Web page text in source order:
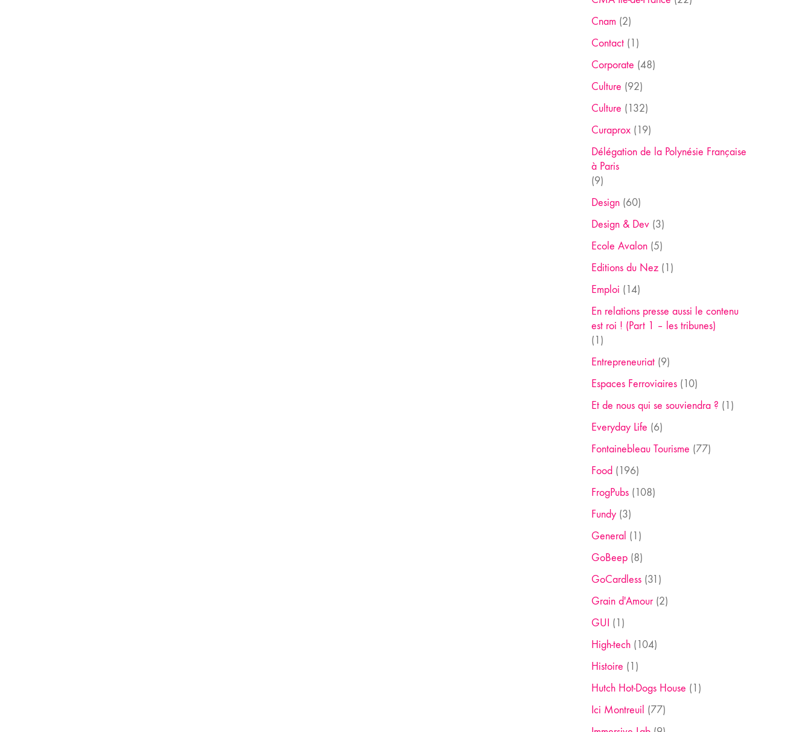
Cnam (2)
Contact(1)
Corporate (48)
Culture (92)
Culture (132)
Curaprox(19)
Délégation de la Polynésie Française
à Paris
(9)
Design(60)
Design & Dev(3)
Ecole Avalon(5)
Editions du Nez(1)
Emploi (14)
En relations presse aussi le contenu
est roi ! (Part 1 – les tribunes)
(1)
Entrepreneuriat(9)
Espaces Ferroviaires(10)
Et de nous qui se souviendra ? (1)
Everyday Life (6)
Fontainebleau Tourisme (77)
Food (196)
FrogPubs(108)
Fundy(3)
General (1)
GoBeep(8)
GoCardless(31)
Grain d'Amour(2)
GUI (1)
High-tech(104)
Histoire (1)
Hutch Hot-Dogs House (1)
Ici Montreuil (77)